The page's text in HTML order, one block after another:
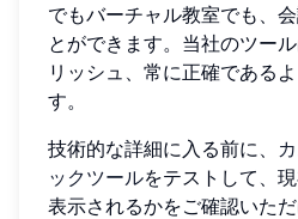
でもバーチャル教室でも、
とができます。当社のツー
リッシュ、常に正確である
す。
技術的な詳細に入る前に、
ックツールをテストして、
表示されるかをご確認いた